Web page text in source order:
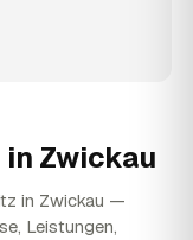
in Zwickau
in Zwickau —
Leistungen,